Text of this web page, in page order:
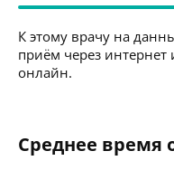
К этому врачу на
приём через
онлайн.
Среднее время